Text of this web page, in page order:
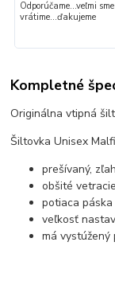
Odporúčame...veľmi
vrátime...ďakujeme
Kompletné
Originálna vtipná
Šiltovka Unisex
prešívaný,
obšité
potiaca páska
veľkosť
má vystúžený